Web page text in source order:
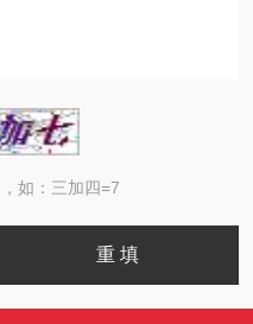
如：三加四=7